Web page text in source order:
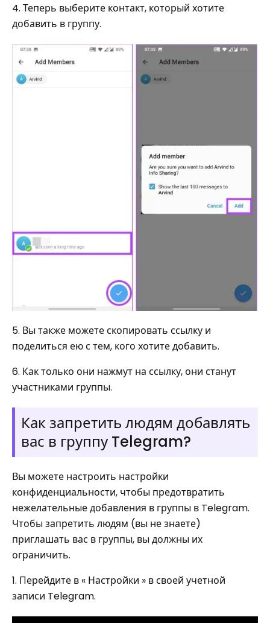
4. Теперь выберите контакт, который хотите
добавить в группу.
5. Вы также можете скопировать ссылку и
поделиться ею с тем, кого хотите добавить.
6. Как только они нажмут на ссылку, они станут
участниками группы.
Как запретить людям добавлять
вас в группу Telegram?
Вы можете настроить настройки
конфиденциальности, чтобы предотвратить
нежелательные добавления в группы в Telegram.
Чтобы запретить людям (вы не знаете)
приглашать вас в группы, вы должны их
ограничить.
1. Перейдите в « Настройки » в своей учетной
записи Telegram.